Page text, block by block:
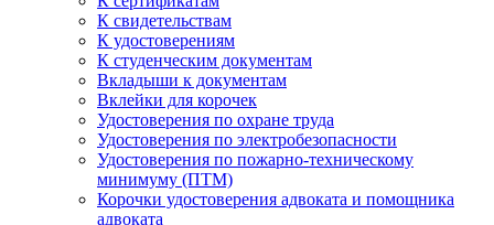
К свидетельствам
К удостоверениям
К студенческим документам
Вкладыши к документам
Вклейки для корочек
Удостоверения по охране труда
Удостоверения по электробезопасности
Удостоверения по пожарно-техническому
минимуму (ПТМ)
Корочки удостоверения адвоката и помощника
адвоката